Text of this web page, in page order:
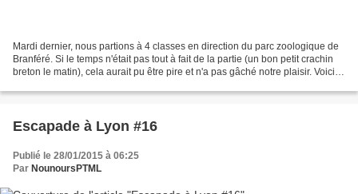
Mardi dernier, nous partions à 4 classes en direction du parc zoologique de
Branféré. Si le temps n'était pas tout à fait de la partie (un bon petit crachin
breton le matin), cela aurait pu être pire et n'a pas gâché notre plaisir. Voici
Escapade à Lyon #16
Publié le 28/01/2015 à 06:25
Par NounoursPTML